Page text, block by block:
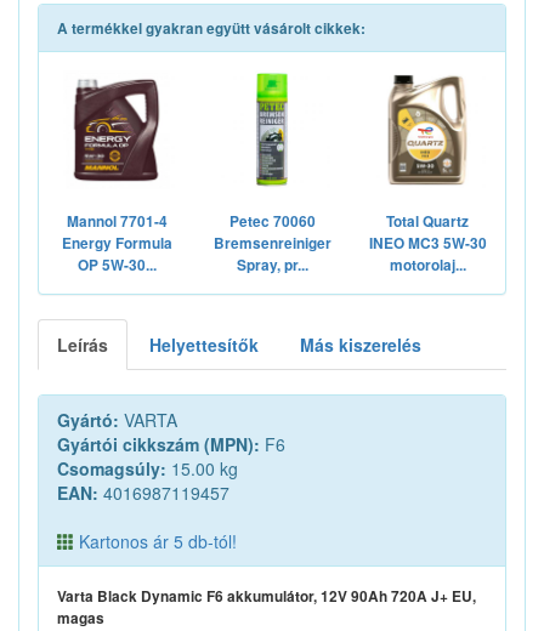
A termékkel gyakran együtt vásárolt cikkek:
Mannol 7701-4
Energy Formula
OP 5W-30...
Petec 70060
Bremsenreiniger
Spray, pr...
Total Quartz
INEO MC3 5W-30
motorolaj...
Leírás Helyettesítők Más kiszerelés
Gyártó: VARTA
Gyártói cikkszám (MPN): F6
Csomagsúly: 15.00 kg
EAN: 4016987119457
Kartonos ár 5 db-tól!
Varta Black Dynamic F6 akkumulátor, 12V 90Ah 720A J+ EU,
magas